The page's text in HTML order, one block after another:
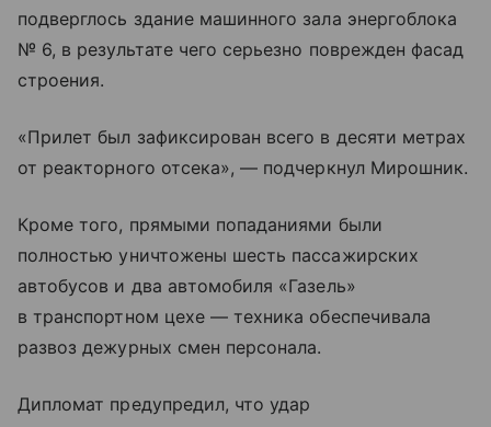
подверглось здание машинного зала энергоблока
№ 6, в результате чего серьезно поврежден фасад
строения.
«Прилет был зафиксирован всего в десяти метрах
от реакторного отсека», — подчеркнул Мирошник.
Кроме того, прямыми попаданиями были
полностью уничтожены шесть пассажирских
автобусов и два автомобиля «Газель»
в транспортном цехе — техника обеспечивала
развоз дежурных смен персонала.
Дипломат предупредил, что удар